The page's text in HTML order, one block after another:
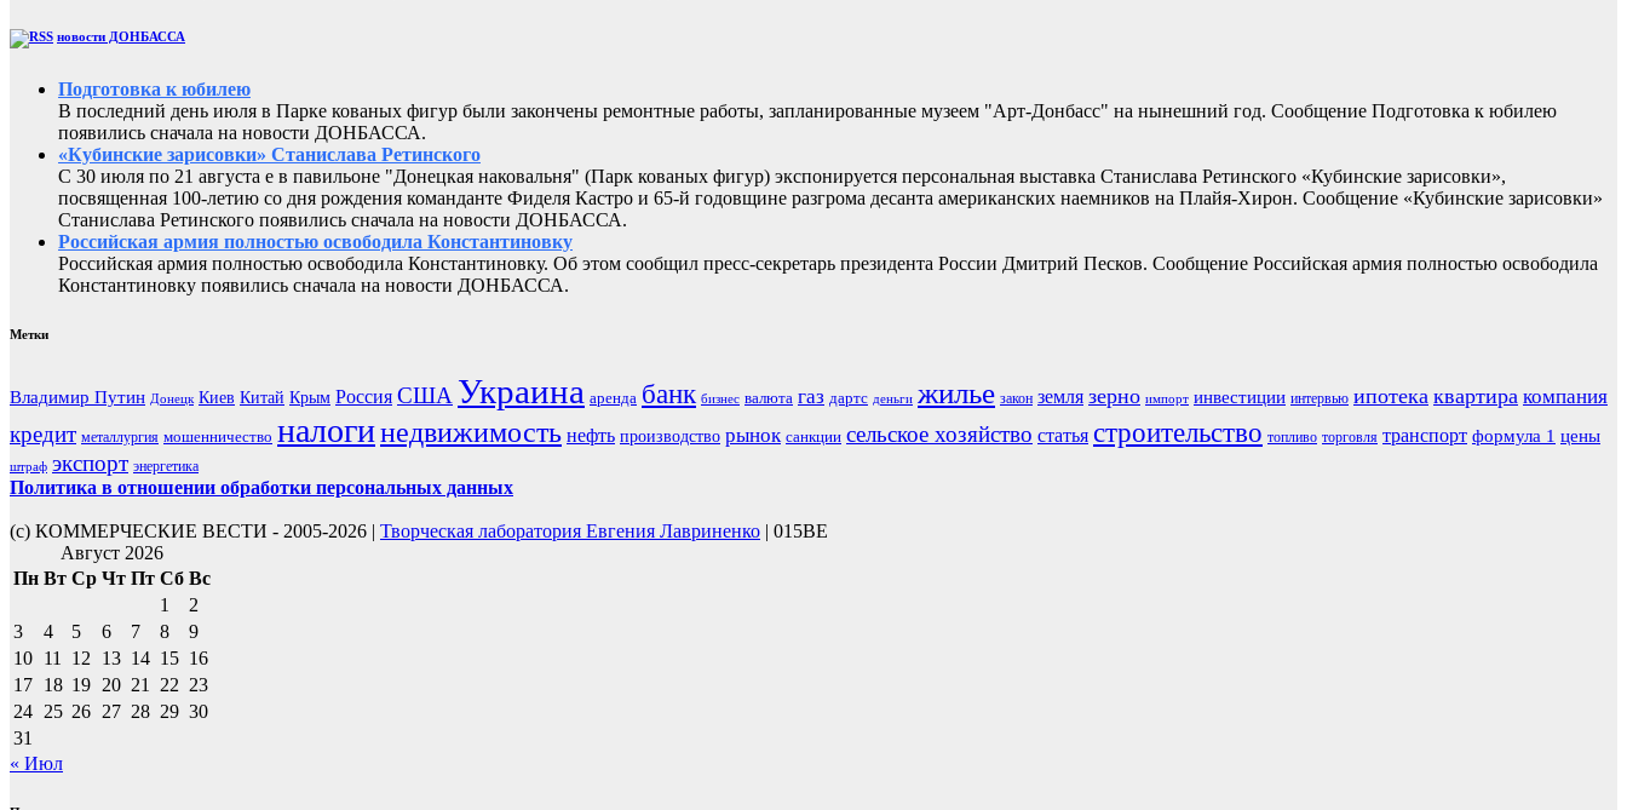
новости ДОНБАССА
Подготовка к юбилею
В последний день июля в Парке кованых фигур были закончены ремонтные работы, запланированные музеем "Арт-Донбасс" на нынешний год. Сообщение Подготовка к юбилею
появились сначала на новости ДОНБАССА.
«Кубинские зарисовки» Станислава Ретинского
С 30 июля по 21 августа е в павильоне "Донецкая наковальня" (Парк кованых фигур) экспонируется персональная выставка Станислава Ретинского «Кубинские зарисовки»,
посвященная 100-летию со дня рождения команданте Фиделя Кастро и 65-й годовщине разгрома десанта американских наемников на Плайя-Хирон. Сообщение «Кубинские зарисовки»
Станислава Ретинского появились сначала на новости ДОНБАССА.
Российская армия полностью освободила Константиновку
Российская армия полностью освободила Константиновку. Об этом сообщил пресс-секретарь президента России Дмитрий Песков. Сообщение Российская армия полностью освободила
Константиновку появились сначала на новости ДОНБАССА.
Метки
Владимир Путин Донецк Киев Китай Крым Россия США Украина аренда банк бизнес валюта газ дартс деньги жилье закон земля зерно импорт инвестиции интервью ипотека квартира компания
кредит металлургия мошенничество налогинедвижимость нефть производство рынок санкции сельское хозяйство статья строительство топливо торговля транспорт формула 1 цены
штраф экспорт энергетика
Политика в отношении обработки персональных данных
(с) КОММЕРЧЕСКИЕ ВЕСТИ - 2005-2026 | Творческая лаборатория Евгения Лавриненко | 015BE
Август 2026
Пн Вт Ср Чт Пт Сб Вс
1
2
3
4 5 6 7 8
9
10 11 12 13 14 15 16
17 18 19 20 21 22 23
24 25 26 27 28 29 30
31
« Июл